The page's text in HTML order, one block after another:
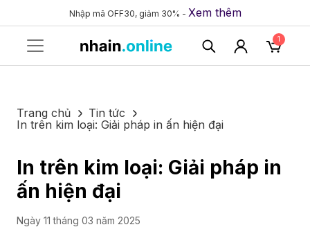
Nhập mã OFF30, giảm 30% - Xem thêm
1
Trang chủ
Tin tức
In trên kim loại: Giải pháp in ấn hiện đại
In trên kim loại: Giải pháp in
ấn hiện đại
Ngày 11 tháng 03 năm 2025